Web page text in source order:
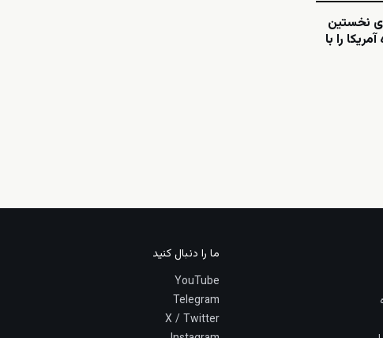
نخستین
را با
ما را دنبال کنید
YouTube
Telegram
X / Twitter